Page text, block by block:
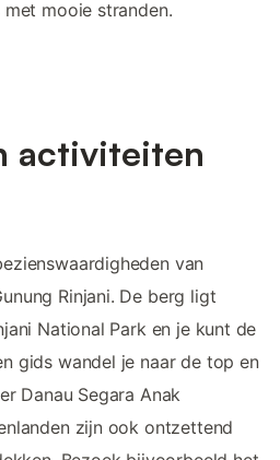
mooie stranden.
activiteiten
van
Rinjani. De berg ligt
National Park en je kunt de
gids wandel je naar de top en
Danau Segara Anak
zijn ook ontzettend